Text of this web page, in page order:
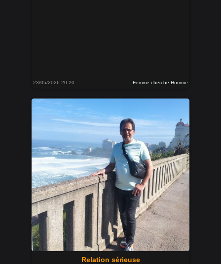
23/05/2026 20:20 Femme cherche Homme
Relation sérieuse